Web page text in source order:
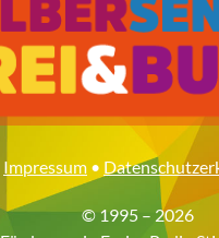
Impressum •
© 1995 – 2026